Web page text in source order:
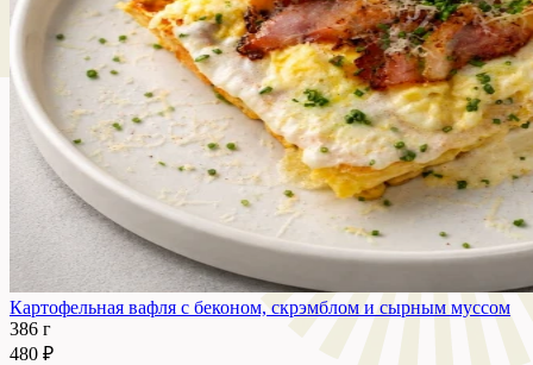
Картофельная вафля с беконом, скрэмблом и сырным муссом
386 г
480 ₽